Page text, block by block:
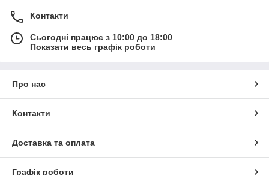
Контакти
Сьогодні працює з 10:00 до 18:00
Показати весь графік роботи
Про нас
Контакти
Доставка та оплата
Графік роботи